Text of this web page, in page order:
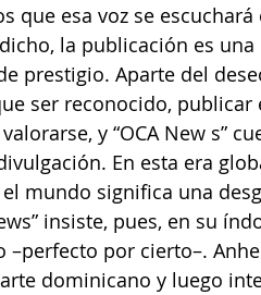
que esa voz se
la publicación es
prestigio. Aparte del
ser reconocido, publicar
y “OCA New s”
En esta era
mundo significa una
insiste, pues, en su
por cierto–.
dominicano y luego